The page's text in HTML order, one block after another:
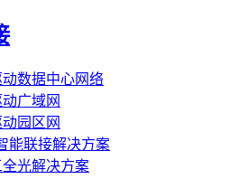
动数据中心网络
广域网
园区网
能联接解决方案
光解决方案